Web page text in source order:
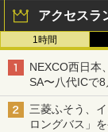
アクセスラ
1時間
NEXCO西日本
SA〜八代ICで
三菱ふそう、
ロングバス」